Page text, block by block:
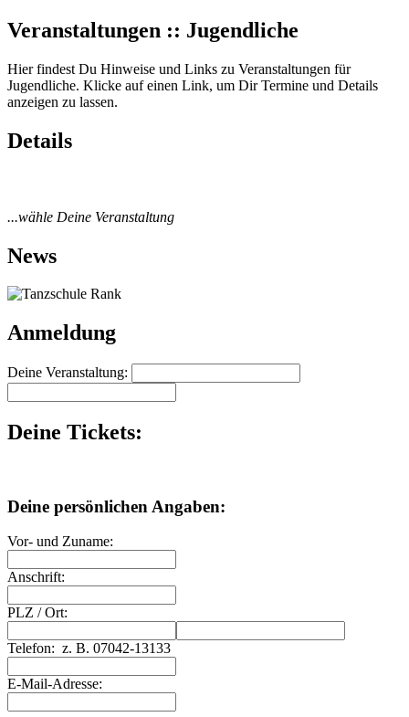
Veranstaltungen :: Jugendliche
Hier findest Du Hinweise und Links zu Veranstaltungen für
Jugendliche. Klicke auf einen Link, um Dir Termine und Details
anzeigen zu lassen.
Details
...wähle Deine Veranstaltung
News
Anmeldung
Deine Veranstaltung:
Deine Tickets:
Deine persönlichen Angaben:
Vor- und Zuname:
Anschrift:
PLZ /Ort:
Telefon: z. B. 07042-13133
E-Mail-Adresse: